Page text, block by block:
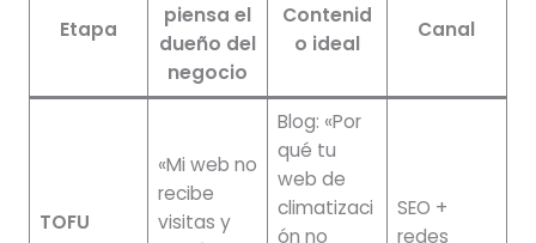
Etapa
piensa el
dueño del
negocio
Contenid
o ideal
Canal
TOFU
«Mi web no
recibe
visitas y
Blog: «Por
qué tu
web de
climatizaci
ón no
SEO +
redes